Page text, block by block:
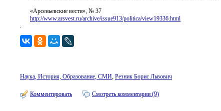
«Арсеньевские вести», № 37
http://www.arsvest.ru/archive/issue913/politica/view19336.html
Наука, История, Образование, СМИ Резник Борис Львович
Комментировать Смотреть комментарии (9)